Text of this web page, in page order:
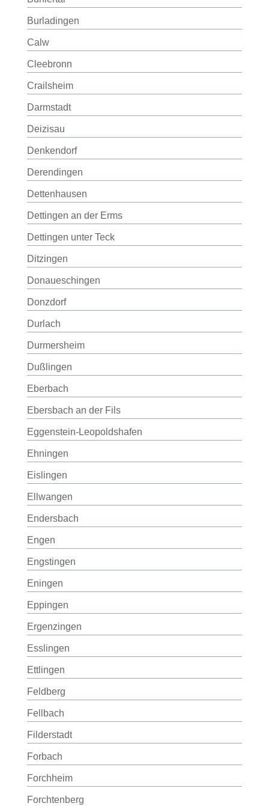
Burladingen
Calw
Cleebronn
Crailsheim
Darmstadt
Deizisau
Denkendorf
Derendingen
Dettenhausen
Dettingen an der Erms
Dettingen unter Teck
Ditzingen
Donaueschingen
Donzdorf
Durlach
Durmersheim
Dußlingen
Eberbach
Ebersbach an der Fils
Eggenstein-Leopoldshafen
Ehningen
Eislingen
Ellwangen
Endersbach
Engen
Engstingen
Eningen
Eppingen
Ergenzingen
Esslingen
Ettlingen
Feldberg
Fellbach
Filderstadt
Forbach
Forchheim
Forchtenberg